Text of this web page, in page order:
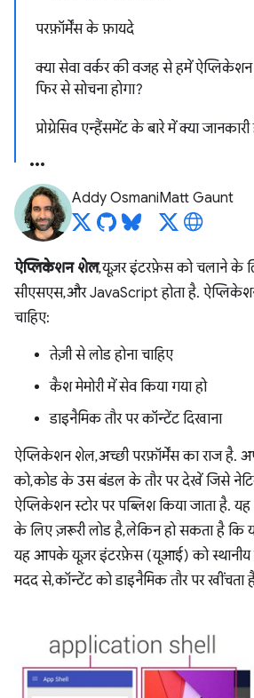
परफ़ॉर्मेंस के फ़ायदे
क्या सेवा वर्कर की वजह सेहमें ऐप्लिकेशन
फिर से सोचना होगा?
प्रोग्रेसिव एन्हैंसमेंट के बारे में क्या
Addy OsmaniMatt Gaunt
ऐप्लिकेशन शेल, यूज़र इंटरफ़ेस को चलाने के
सीएसएस, और JavaScript होता है.
चाहिए:
तेज़ी से लोड होना चाहिए
कैश मेमोरी में सेव किया गया हो
डाइनैमिक तौर पर कॉन्टेंट दिखाना
ऐप्लिकेशन शेल, अच्छी परफ़ॉर्मेंस का राज
को, कोड के उस बंडल के तौर पर देखें जिसे
ऐप्लिकेशन स्टोर पर पब्लिश किया जाता है.
के लिए ज़रूरी लोड है, लेकिन हो सकता है कि
यह आपके यूज़र इंटरफ़ेस (यूआई) को स्थानीय
मदद से, कॉन्टेंट को डाइनैमिक तौर पर खींचता